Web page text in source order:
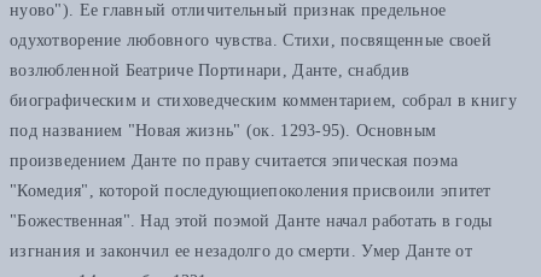
нуово"). Ее главный отличительный признак предельное
одухотворение любовного чувства. Стихи, посвященные своей
возлюбленной Беатриче Портинари, Данте, снабдив
биографическим и стиховедческим комментарием, собрал в книгу
под названием "Новая жизнь" (ок. 1293-95). Основным
произведением Данте по праву считается эпическая поэма
"Комедия", которой последующиепоколения присвоили эпитет
"Божественная". Над этой поэмой Данте начал работать в годы
изгнания и закончил ее незадолго до смерти. Умер Данте от